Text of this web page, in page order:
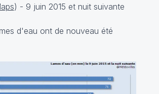
) - 9 juin 2015 et nuit suivante
d'eau ont de nouveau été